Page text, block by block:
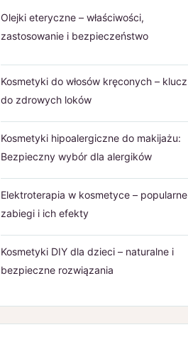
Olejki eteryczne – właściwości,
zastosowanie i bezpieczeństwo
Kosmetyki do włosów kręconych – klucz
do zdrowych loków
Kosmetyki hipoalergiczne do makijażu:
Bezpieczny wybór dla alergików
Elektroterapia w kosmetyce – popularne
zabiegi i ich efekty
Kosmetyki DIY dla dzieci – naturalne i
bezpieczne rozwiązania